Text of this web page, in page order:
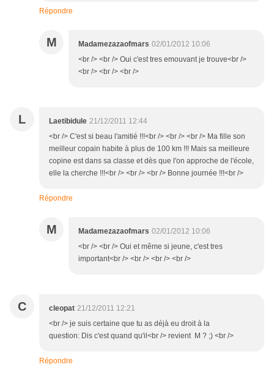
Répondre
M Madamezazaofmars 02/01/2012 10:06
<br /> <br /> Oui c'est tres emouvant je trouve<br />
<br /> <br /> <br />
L Laetibidule 21/12/2011 12:44
<br /> C'est si beau l'amitié !!!<br /> <br /> <br /> Ma fille son
meilleur copain habite à plus de 100 km !!! Mais sa meilleure
copine est dans sa classe et dès que l'on approche de l'école,
elle la cherche !!!<br /> <br /> <br /> Bonne journée !!!<br />
Répondre
M Madamezazaofmars 02/01/2012 10:06
<br /> <br /> Oui et même si jeune, c'est tres
important<br /> <br /> <br /> <br />
C cleopat 21/12/2011 12:21
<br /> je suis certaine que tu as déjà eu droit à la
question: Dis c'est quand qu'il<br /> revient M ? ;) <br />
Répondre